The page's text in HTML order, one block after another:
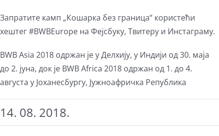
Запратите камп „Кошарка без граница“ користећи
хештег #BWBEurope на Фејсбуку, Твитеру и Инстаграму.
BWB Asia 2018 одржан је у Делхију, у Индији од 30. маја
до 2. јуна, док је BWB Africa 2018 одржан од 1. до 4.
августа у Јоханесбургу, Јужноафричка Република
14. 08. 2018.